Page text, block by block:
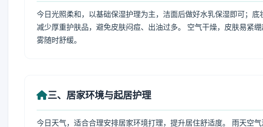
今日光照柔和，以基础保湿护理为主，洁面后做好水乳保湿即可；
减少厚重护肤品，避免皮肤闷痘、出油过多。 空气干燥，皮肤易紧
雾随时舒缓。
三、居家环境与起居护理
今日天气，适合合理安排居家环境打理，提升居住舒适度。 雨天空